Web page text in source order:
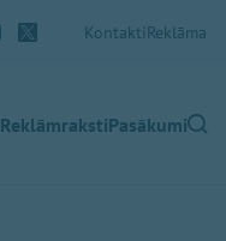
KontaktiReklāma
ReklāmrakstiPasākumi